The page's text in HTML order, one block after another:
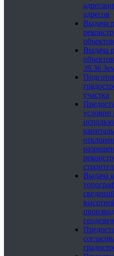
адресов
Выдача
Выдача
39.36
участка
условно
Выдача